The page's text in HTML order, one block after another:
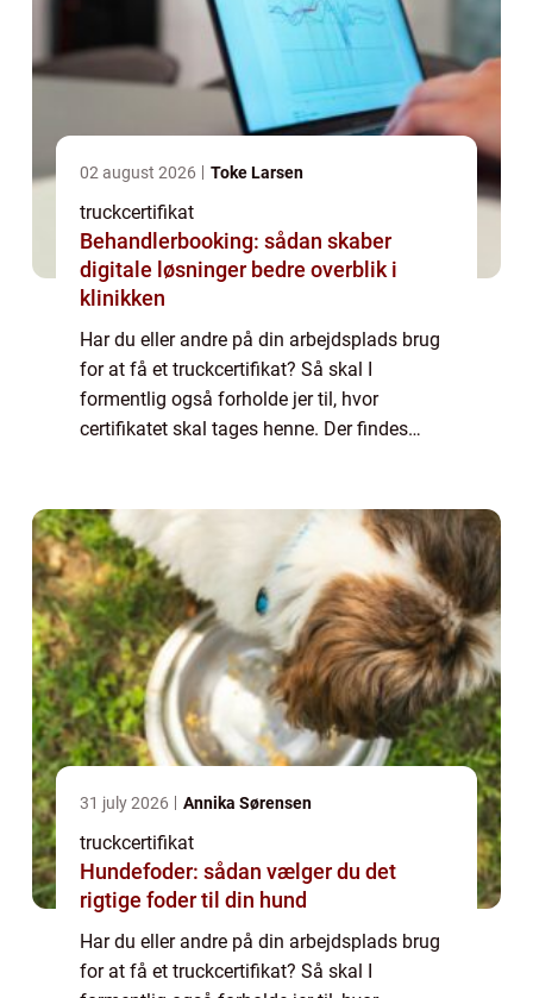
02 august 2026 Toke Larsen
truckcertifikat
Behandlerbooking: sådan skaber
digitale løsninger bedre overblik i
klinikken
Har du eller andre på din arbejdsplads brug
for at få et truckcertifikat? Så skal I
formentlig også forholde jer til, hvor
certifikatet skal tages henne. Der findes
31 july 2026 Annika Sørensen
truckcertifikat
Hundefoder: sådan vælger du det
rigtige foder til din hund
Har du eller andre på din arbejdsplads brug
for at få et truckcertifikat? Så skal I